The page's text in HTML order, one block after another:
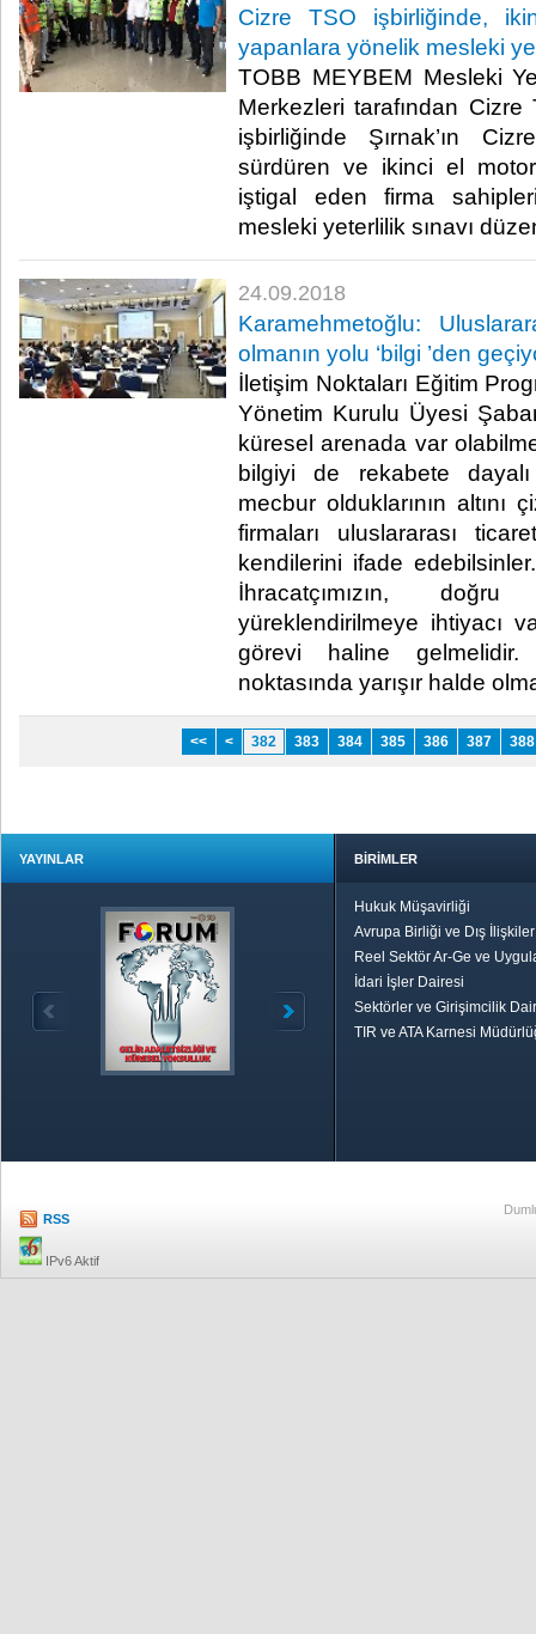
Cizre TSO işbirliğinde,
yapanlara yönelik mesleki
TOBB MEYBEM Mesleki
Merkezleri tarafından
işbirliğinde Şırnak’ın
sürdüren ve ikinci el
iştigal eden firma
mesleki yeterlilik sınavı
24.09.2018
Karamehmetoğlu:
olmanın yolu ‘bilgi ’den
İletişim Noktaları Eğitim
Yönetim Kurulu Üyesi
küresel arenada var
bilgiyi de rekabete
mecbur olduklarının altını
firmaları uluslararası
kendilerini ifade
İhracatçımızın,
yüreklendirilmeye ihtiyacı
görevi haline
noktasında yarışır halde
<< < 382 383 384 385 386 387 388
YAYINLAR BİRİMLER
Hukuk Müşavirliği
Avrupa Birliği ve Dış
Reel Sektör Ar-Ge ve
İdari İşler Dairesi
Sektörler ve Girişimcilik
TIR ve ATA Karnesi
RSS
IPv6 Aktif